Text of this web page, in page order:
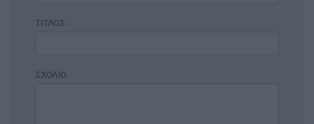
ΤΙΤΛΟΣ
ΣΧΟΛΙΟ